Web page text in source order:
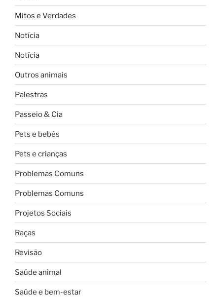
Mitos e Verdades
Notícia
Notícia
Outros animais
Palestras
Passeio & Cia
Pets e bebês
Pets e crianças
Problemas Comuns
Problemas Comuns
Projetos Sociais
Raças
Revisão
Saúde animal
Saúde e bem-estar